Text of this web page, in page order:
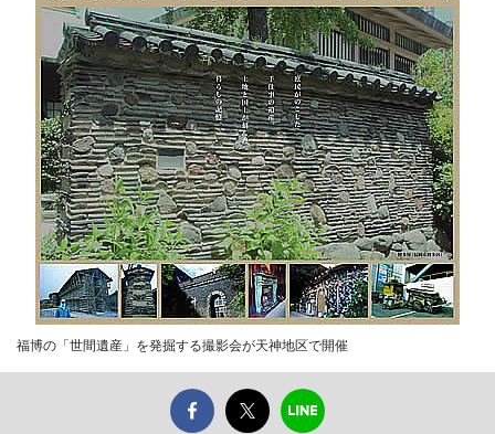
福博の「世間遺産」を発掘する撮影会が天神地区で開催